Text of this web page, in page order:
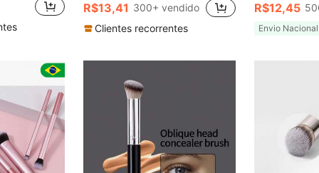
R$13,41 300+ vendido
Clientes recorrentes
R$12,45
Envio Nacional